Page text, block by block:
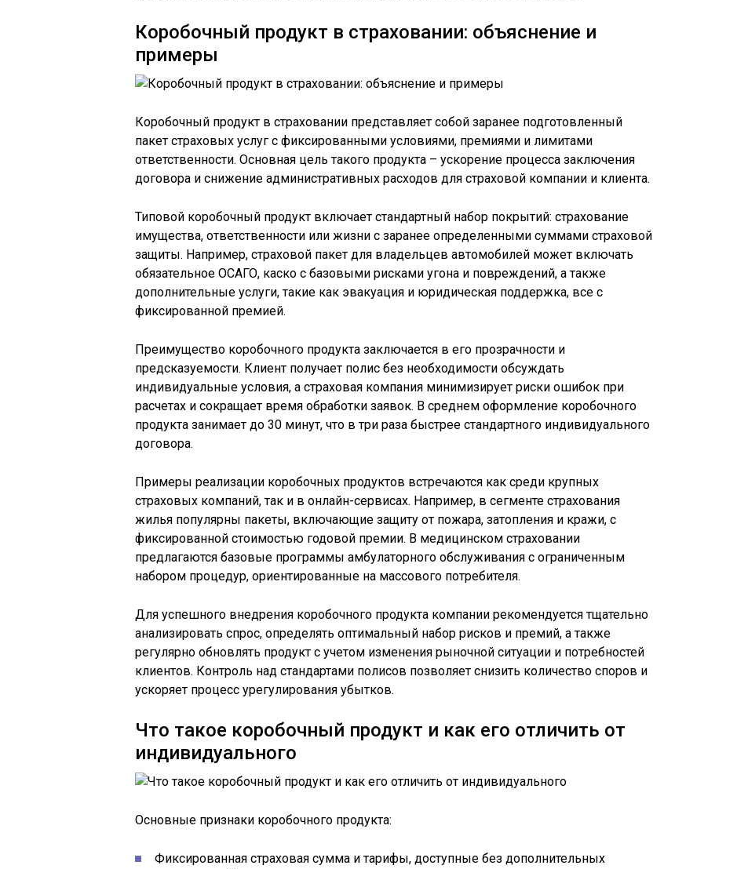
Коробочный продукт в страховании: объяснение и
примеры
Коробочный продукт в страховании представляет собой заранее подготовленный
пакет страховых услуг с фиксированными условиями, премиями и лимитами
ответственности. Основная цель такого продукта – ускорение процесса заключения
договора и снижение административных расходов для страховой компании и клиента.
Типовой коробочный продукт включает стандартный набор покрытий: страхование
имущества, ответственности или жизни с заранее определенными суммами страховой
защиты. Например, страховой пакет для владельцев автомобилей может включать
обязательное ОСАГО, каско с базовыми рисками угона и повреждений, а также
дополнительные услуги, такие как эвакуация и юридическая поддержка, все с
фиксированной премией.
Преимущество коробочного продукта заключается в его прозрачности и
предсказуемости. Клиент получает полис без необходимости обсуждать
индивидуальные условия, а страховая компания минимизирует риски ошибок при
расчетах и сокращает время обработки заявок. В среднем оформление коробочного
продукта занимает до 30 минут, что в три раза быстрее стандартного индивидуального
договора.
Примеры реализации коробочных продуктов встречаются как среди крупных
страховых компаний, так и в онлайн-сервисах. Например, в сегменте страхования
жилья популярны пакеты, включающие защиту от пожара, затопления и кражи, с
фиксированной стоимостью годовой премии. В медицинском страховании
предлагаются базовые программы амбулаторного обслуживания с ограниченным
набором процедур, ориентированные на массового потребителя.
Для успешного внедрения коробочного продукта компании рекомендуется тщательно
анализировать спрос, определять оптимальный набор рисков и премий, а также
регулярно обновлять продукт с учетом изменения рыночной ситуации и потребностей
клиентов. Контроль над стандартами полисов позволяет снизить количество споров и
ускоряет процесс урегулирования убытков.
Что такое коробочный продукт и как его отличить от
индивидуального
Основные признаки коробочного продукта:
Фиксированная страховая сумма и тарифы, доступные без дополнительных